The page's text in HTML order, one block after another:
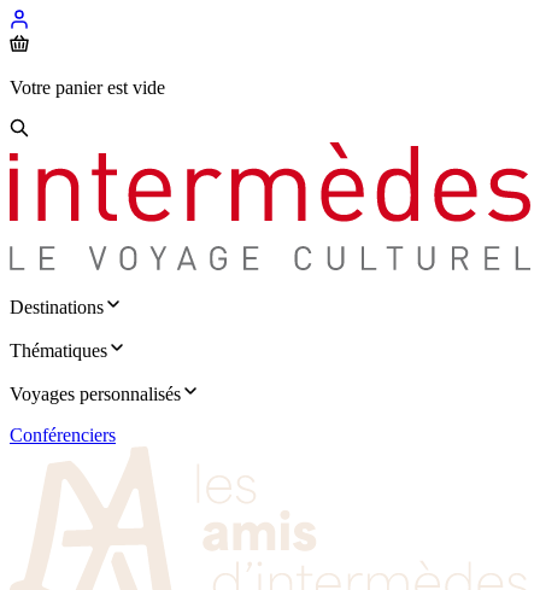
Votre panier est vide
Destinations
Thématiques
Voyages personnalisés
Conférenciers